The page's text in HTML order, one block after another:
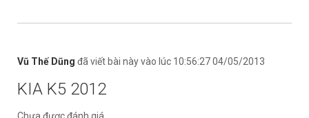
Vũ Thế Dũng đã viết bài này vào lúc 10:56:27 04/05/2013
KIA K5 2012